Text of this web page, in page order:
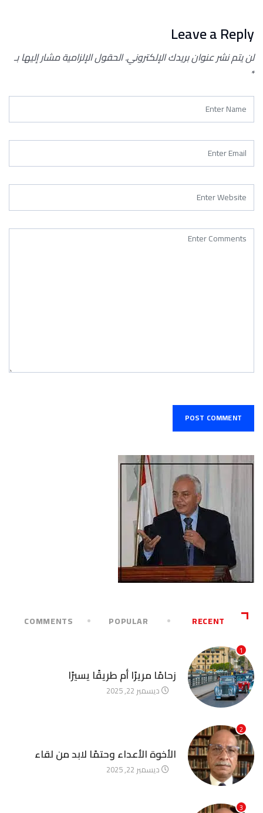
Leave a Reply
لن يتم نشر عنوان بريدك الإلكتروني.الحقول الإلزامية مشار إليها بـ
*
RECENT
POPULAR
COMMENTS
1
زحامًا مريرًا أم طريقًا يسيرًا
ديسمبر 22, 2025
2
الأخوة الأعداء وحتمًا لابد من لقاء
ديسمبر 22, 2025
3